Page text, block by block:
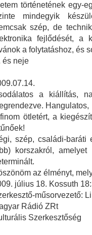
történetének egy-
mindegyik
szép, de
fejlődését, a
a folytatáshoz, és
és neje
a kiállítás,
ötletért, a
szép, családi-
korszakról,
az élményt,
július 18. Kossuth
műsorvezető:
Rádió ZRt
Szerkesztőség